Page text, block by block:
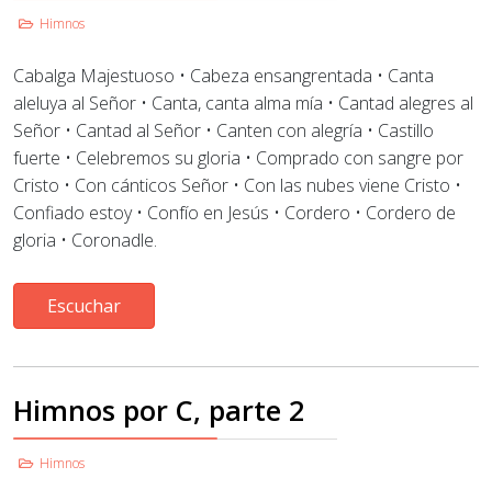
Himnos
Cabalga Majestuoso • Cabeza ensangrentada • Canta
aleluya al Señor • Canta, canta alma mía • Cantad alegres al
Señor • Cantad al Señor • Canten con alegría • Castillo
fuerte • Celebremos su gloria • Comprado con sangre por
Cristo • Con cánticos Señor • Con las nubes viene Cristo •
Confiado estoy • Confío en Jesús • Cordero • Cordero de
gloria • Coronadle.
Escuchar
Himnos por C, parte 2
Himnos